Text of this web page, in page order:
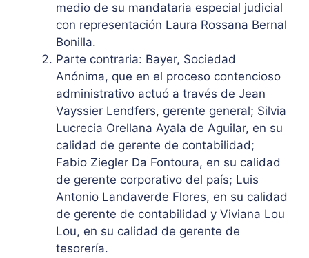
medio de su mandataria especial judicial
con representación Laura Rossana Bernal
Bonilla.
Parte contraria: Bayer, Sociedad
Anónima, que en el proceso contencioso
administrativo actuó a través de Jean
Vayssier Lendfers, gerente general; Silvia
Lucrecia Orellana Ayala de Aguilar, en su
calidad de gerente de contabilidad;
Fabio Ziegler Da Fontoura, en su calidad
de gerente corporativo del país; Luis
Antonio Landaverde Flores, en su calidad
de gerente de contabilidad y Viviana Lou
Lou, en su calidad de gerente de
tesorería.